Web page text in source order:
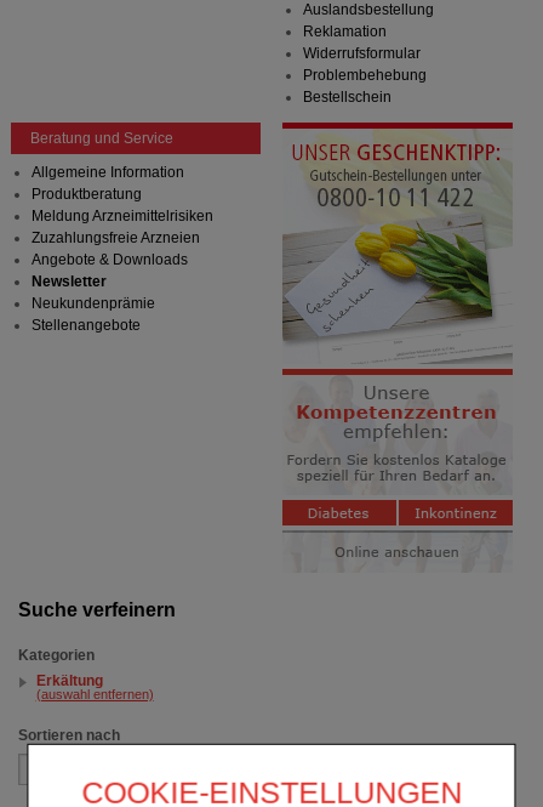
COOKIE-EINSTELLUNGEN
Suche verfeinern
Kategorien
Erkältung
(auswahl entfernen)
Sortieren nach
Auslandsbestellung
Reklamation
Widerrufsformular
Problembehebung
Bestellschein
Beratung und Service
Allgemeine Information
Produktberatung
Meldung Arzneimittelrisiken
Zuzahlungsfreie Arzneien
Angebote & Downloads
Newsletter
Neukundenprämie
Stellenangebote